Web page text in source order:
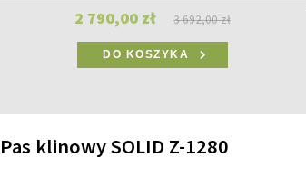
2 790,00 zł 3 692,00 zł
DO KOSZYKA
Pas klinowy SOLID Z-1280